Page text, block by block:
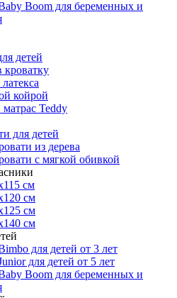
Boom для беременных и
детей
койрой
Teddy
для детей
из дерева
с мягкой обивкой
см
см
см
см
для детей от 3 лет
для детей от 5 лет
Boom для беременных и